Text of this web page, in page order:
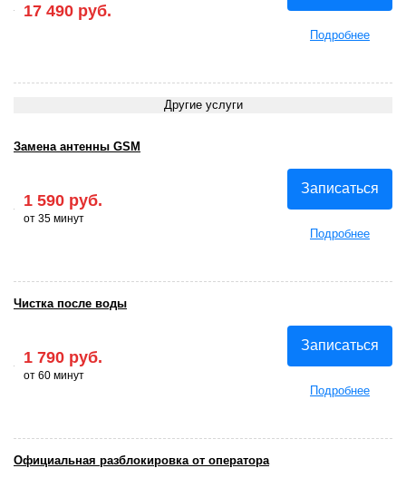
17 490 руб.
Подробнее
Другие услуги
1 590 руб.
от 35 минут
Записаться
Подробнее
Замена антенны GSM
1 790 руб.
от 60 минут
Записаться
Подробнее
Чистка после воды
Официальная разблокировка от оператора